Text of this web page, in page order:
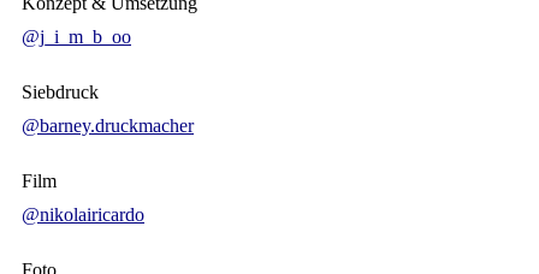
@j_i_m_b_oo
Siebdruck
@barney.druckmacher
Film
@nikolairicardo
Foto